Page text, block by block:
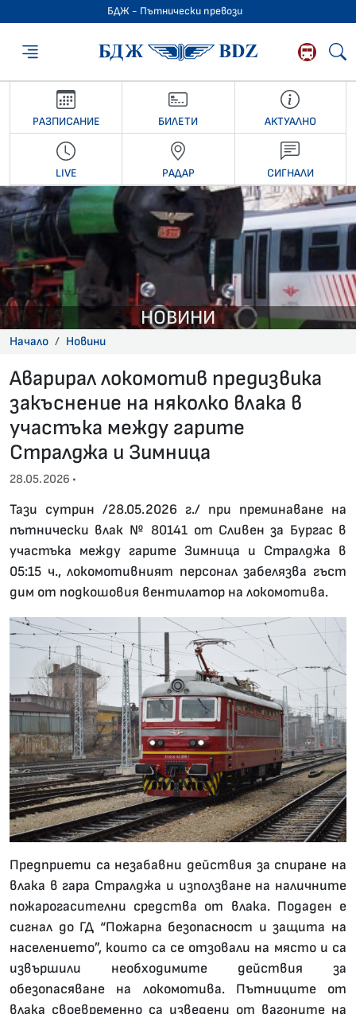
БДЖ - Пътнически превози
БДЖ -
РАЗПИСАНИЕ БИЛЕТИ АКТУАЛНО
LIVE РАДАР СИГНАЛИ
НОВИНИ
Начало Новини
Аварирал локомотив предизвика
закъснение на няколко влака в
участъка между гарите
Стралджа и Зимница
28.05.2026 •
Тази сутрин /28.05.2026 г./ при преминаване на
пътнически влак № 80141 от Сливен за Бургас в
участъка между гарите Зимница и Стралджа в
05:15 ч., локомотивният персонал забелязва гъст
дим от подкошовия вентилатор на локомотива.
Предприети са незабавни действия за спиране на
влака в гара Стралджа и използване на наличните
пожарогасителни средства от влака. Подаден е
сигнал до ГД “Пожарна безопасност и защита на
населението”, които са се отзовали на място и са
извършили необходимите действия за
обезопасяване на локомотива. Пътниците от
влака своевременно са изведени от вагоните на